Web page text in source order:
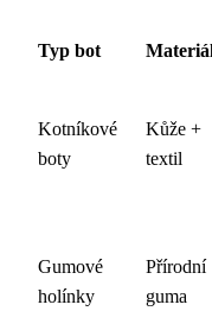
Typ bot
Kotníkové
boty
Kůže +
textil
Gumové
holínky
Přírodní
guma